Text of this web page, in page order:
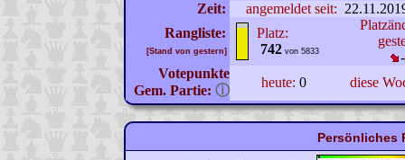
Zeit:
angemeldet seit:
Rangliste:
[Stand von gestern]
Platz:
742 von 5833
Votepunkte
Gem. Partie: ⓘ
heute: 0 diese
Persönliches